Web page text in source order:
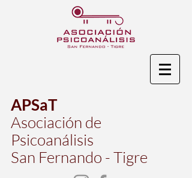
APSaT
Asociación de
Psicoanálisis
San Fernando - Tigre